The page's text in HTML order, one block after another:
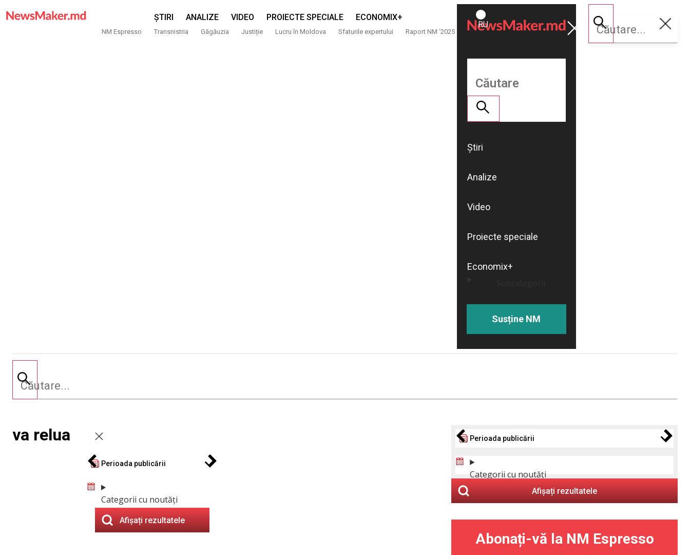
ȘTIRI ANALIZE VIDEO PROIECTE SPECIALE ECONOMIX+
NM Espresso Transnistria Găgăuzia Justiție Lucru în Moldova Sfaturile expertului Raport NM ‘2025
ROMÂNĂ
RU
Susține
NM
Știri
Analize
Video
Proiecte speciale
Economix+
Susține NM
va relua
Perioada publicării
Categorii cu noutăți
Afișați rezultatele
Perioada publicării
Categorii cu noutăți
Afișați rezultatele
Abonați-vă la NM Espresso